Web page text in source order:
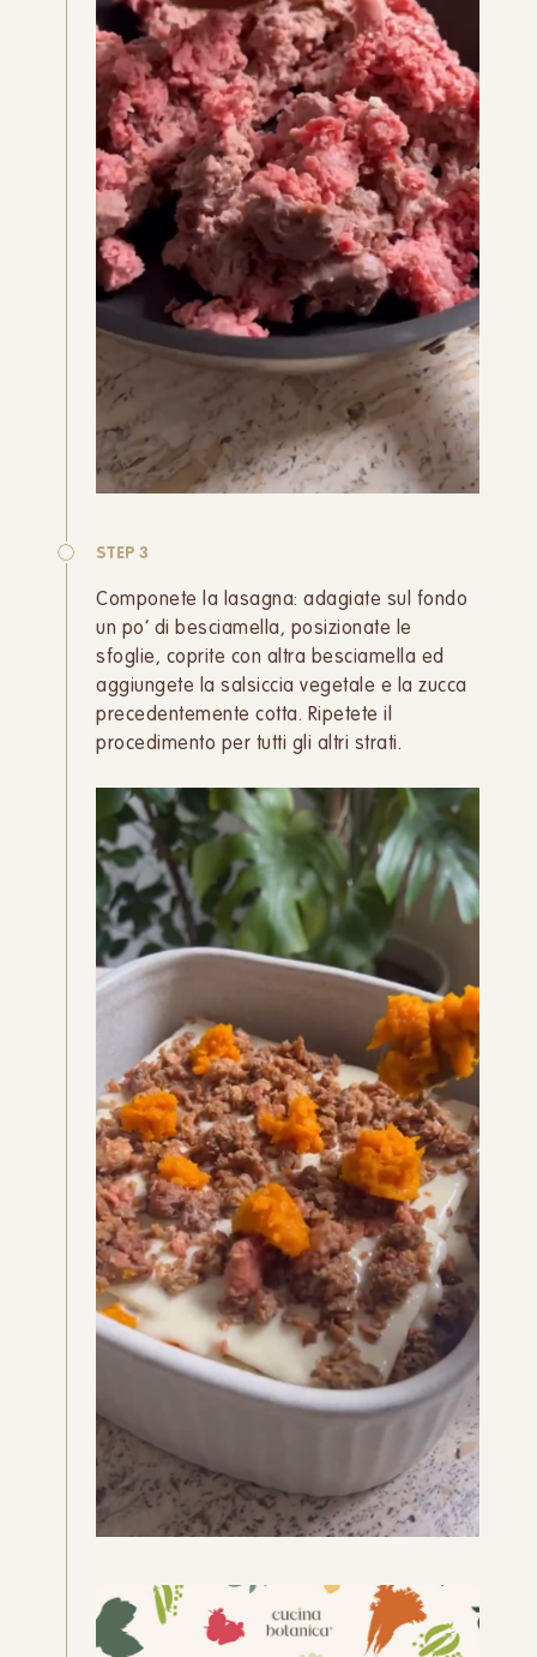
STEP 3
Componete la lasagna: adagiate sul fondo
un po’ di besciamella, posizionate le
sfoglie, coprite con altra besciamella ed
aggiungete la salsiccia vegetale e la zucca
precedentemente cotta. Ripetete il
procedimento per tutti gli altri strati.